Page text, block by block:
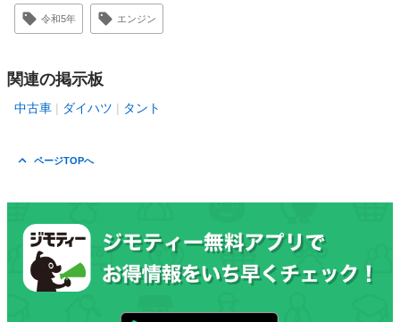
令和5年 エンジン
関連の掲示板
中古車 ダイハツ タント
ページTOPへ